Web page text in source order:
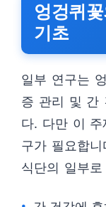
엉겅퀴
기초
일부 연구는
증 관리 및 간
다. 다만 이
구가 필요합
식단의 일부